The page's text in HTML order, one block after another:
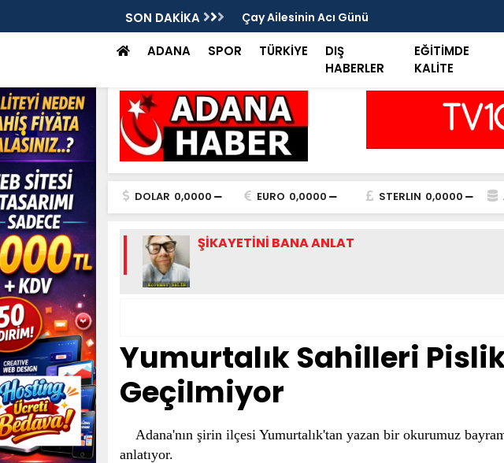
SON DAKİKA
Vitrinde Yerini Aldı Çay Ailesinin Acı Günü
ADANA SPOR TÜRKİYE
DIŞ
HABERLER
EĞİTİMDE
KALİTE
DOLAR 0,0000 EURO 0,0000 STERLIN 0,0000
ŞİKAYETİNİ BANA ANLAT
Yumurtalık Sahilleri
Geçilmiyor
Adana'nın şirin ilçesi Yumurtalık'tan yazan bir okurumuz
anlatıyor.